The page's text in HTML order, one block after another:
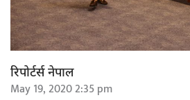
रिपोर्टर्स नेपाल
May 19, 2020 2:35 pm